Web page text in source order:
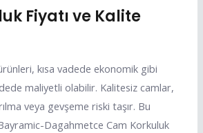
Fiyatı ve Kalite
kısa vadede ekonomik gibi
maliyetli olabilir. Kalitesiz camlar,
veya gevşeme riski taşır. Bu
Dagahmetce Cam Korkuluk